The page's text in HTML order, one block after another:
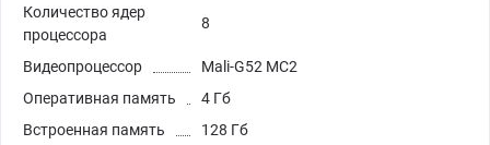
Количество ядер
процессора
8
Видеопроцессор
Mali-G52 MC2
Оперативная память
4 Гб
Встроенная память
128 Гб